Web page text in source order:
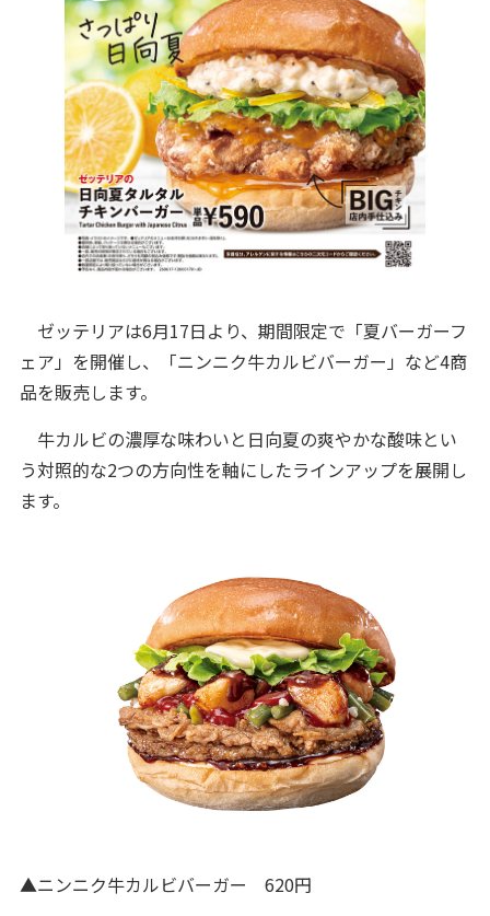
ゼッテリアは6月17日より、期間限定で「夏バーガーフ
ェア」を開催し、「ニンニク牛カルビバーガー」など4商
品を販売します。
牛カルビの濃厚な味わいと日向夏の爽やかな酸味とい
う対照的な2つの方向性を軸にしたラインアップを展開し
ます。
▲ニンニク牛カルビバーガー 620円